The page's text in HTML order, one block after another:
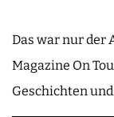
Das war nur der
Magazine On
Geschichten